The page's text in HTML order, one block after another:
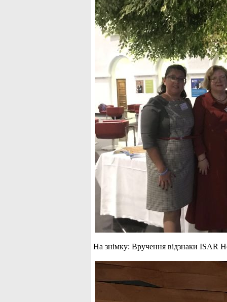
На знімку: Вручення відзнаки ISAR